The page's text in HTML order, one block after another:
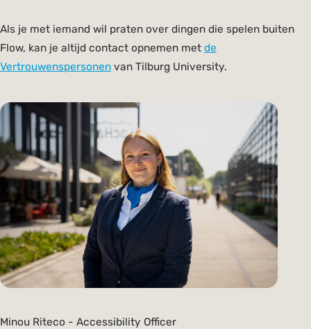
Als je met iemand wil praten over dingen die spelen buiten
Flow, kan je altijd contact opnemen met de
Vertrouwenspersonen van Tilburg University.
Minou Riteco - Accessibility Officer